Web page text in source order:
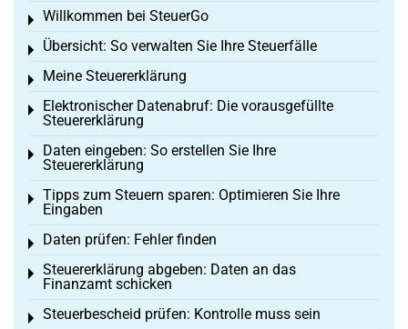
Willkommen bei SteuerGo
Toggle menu
Übersicht: So verwalten Sie Ihre Steuerfälle
Toggle menu
Meine Steuererklärung
Toggle menu
Elektronischer Datenabruf: Die vorausgefüllte
Steuererklärung
Toggle menu
Daten eingeben: So erstellen Sie Ihre
Steuererklärung
Toggle menu
Tipps zum Steuern sparen: Optimieren Sie Ihre
Eingaben
Toggle menu
Daten prüfen: Fehler finden
Toggle menu
Steuererklärung abgeben: Daten an das
Finanzamt schicken
Toggle menu
Steuerbescheid prüfen: Kontrolle muss sein
Toggle menu